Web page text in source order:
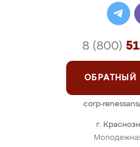
г.
8 (800)
ОБРАТНЫЙ
corp-